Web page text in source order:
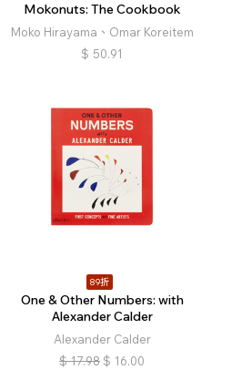
Mokonuts: The Cookbook
Moko Hirayama、Omar Koreitem
$ 50.91
89折
One & Other Numbers: with
Alexander Calder
Alexander Calder
$ 17.98 $ 16.00